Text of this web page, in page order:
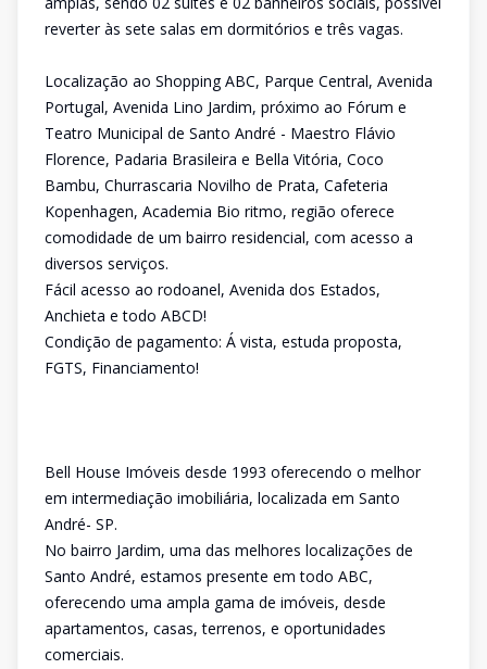
reverter às sete salas em dormitórios e três vagas.
Localização ao Shopping ABC, Parque Central, Avenida
Portugal, Avenida Lino Jardim, próximo ao Fórum e
Teatro Municipal de Santo André - Maestro Flávio
Florence, Padaria Brasileira e Bella Vitória, Coco
Bambu, Churrascaria Novilho de Prata, Cafeteria
Kopenhagen, Academia Bio ritmo, região oferece
comodidade de um bairro residencial, com acesso a
diversos serviços.
Fácil acesso ao rodoanel, Avenida dos Estados,
Anchieta e todo ABCD!
Condição de pagamento: Á vista, estuda proposta,
FGTS, Financiamento!
Bell House Imóveis desde 1993 oferecendo o melhor
em intermediação imobiliária, localizada em Santo
André- SP.
No bairro Jardim, uma das melhores localizações de
Santo André, estamos presente em todo ABC,
oferecendo uma ampla gama de imóveis, desde
apartamentos, casas, terrenos, e oportunidades
comerciais.